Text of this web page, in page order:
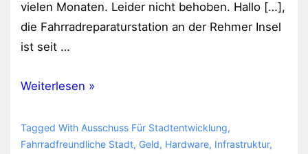
vielen Monaten. Leider nicht behoben. Hallo […],
die Fahrradreparaturstation an der Rehmer Insel
ist seit …
Hersteller
Fahrradreparaturstation
nicht
Weiterlesen »
Tagged With Ausschuss Für Stadtentwicklung,
Fahrradfreundliche Stadt, Geld, Hardware, Infrastruktur,